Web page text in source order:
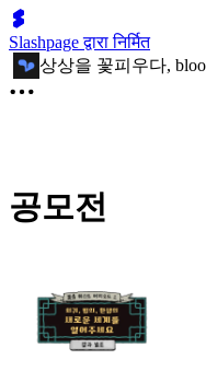
Slashpage द्वारा निर्मित
상상을 꽃피우다,
공모전